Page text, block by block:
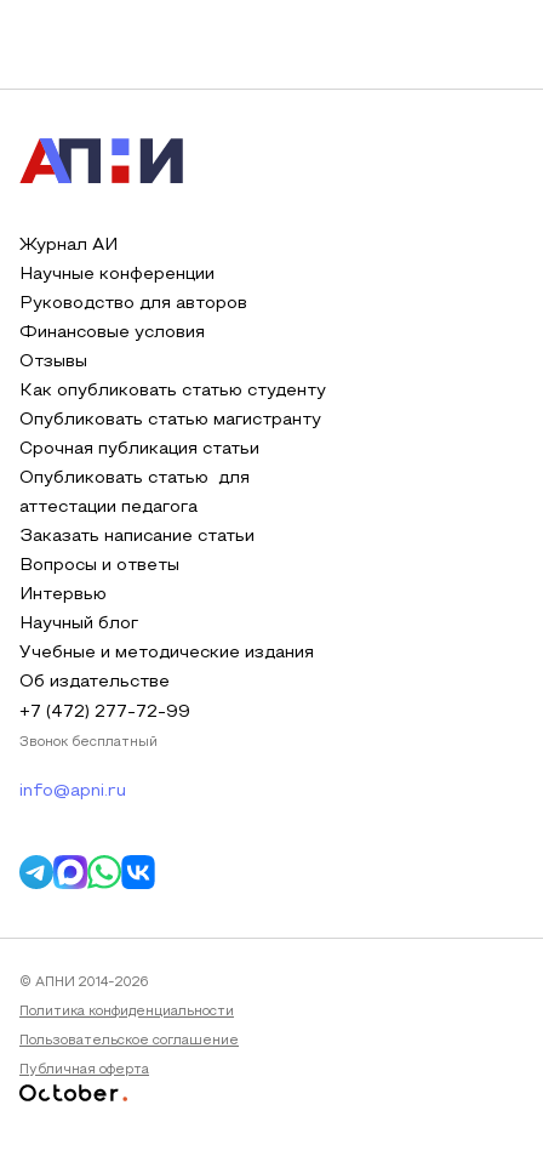
Журнал АИ
Научные конференции
Руководство для авторов
Финансовые условия
Отзывы
Как опубликовать статью студенту
Опубликовать статью магистранту
Срочная публикация статьи
Опубликовать статью для
аттестации педагога
Заказать написание статьи
Вопросы и ответы
Интервью
Научный блог
Учебные и методические издания
Об издательстве
+7 (472) 277-72-99
Звонок бесплатный
info@apni.ru
© АПНИ 2014-2026
Политика конфиденциальности
Пользовательское соглашение
Публичная оферта